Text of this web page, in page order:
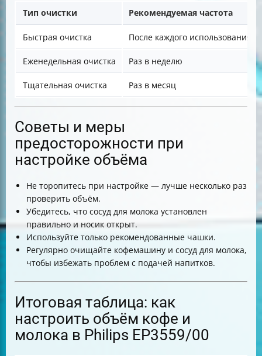
Тип очистки Рекомендуемая частота
Быстрая очистка После каждого использования
Еженедельная очистка Раз в неделю
Тщательная очистка Раз в месяц
Советы и меры
предосторожности при
настройке объёма
Не торопитесь при настройке — лучше несколько раз
проверить объём.
Убедитесь, что сосуд для молока установлен
правильно и носик открыт.
Используйте только рекомендованные чашки.
Регулярно очищайте кофемашину и сосуд для молока,
чтобы избежать проблем с подачей напитков.
Итоговая таблица: как
настроить объём кофе и
молока в Philips EP3559/00